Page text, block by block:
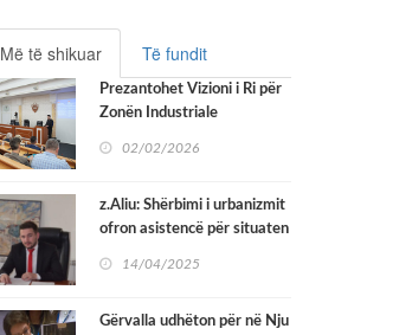
Më të shikuar Të fundit
Prezantohet Vizioni i Ri për
Zonën Industriale
Korridorin 10
02/02/2026
z.Aliu: Shërbimi i urbanizmit
ofron asistencë për situaten
14/04/2025
Gërvalla udhëton për në Nju